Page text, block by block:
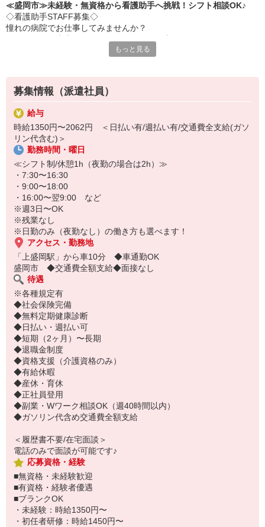
≪盛岡市≫未経験・無資格から看護助手へ挑戦！シフト相談OK♪
◇看護助手STAFF募集◇
憧れの病院でお仕事してみませんか？
・病室の清掃
・医療器具の消毒
・患者さんの生活介助
など
◇完全未経験でも安心◇
・充実した研修制度あり♪優しい先輩が丁寧に教えてくれます。
・サポート業務が中心なので、難しいことは特にありません！無資
格・未経験でもすぐに活躍できます♪
シフトの融通も利くのでプライベートを重視したい人にもおススメ
です！
ご応募お待ちしております♪
もっと見る
募集情報（派遣社員）
給与
時給1350円〜2062円 ＜日払い有/週払い有/交通費全支給(ガソ
リン代含む)＞
勤務時間・曜日
≪シフト制/休憩1h（夜勤の場合は2h）≫
・7:30〜16:30
・9:00〜18:00
・16:00〜翌9:00 など
※週3日〜OK
※残業なし
※日勤のみ（夜勤なし）の働き方も選べます！
アクセス・勤務地
「上盛岡駅」から車10分 ◆車通勤OK
盛岡市 ◆交通費全額支給◆面接なし
待遇
※各種規定有
◆社会保険完備
◆無料定期健康診断
◆日払い・週払い可
◆短期（2ヶ月）〜長期
◆退職金制度
◆資格支援（介護資格のみ）
◆有給休暇
◆産休・育休
◆正社員登用
◆副業・Wワーク相談OK（週40時間以内）
◆ガソリン代含め交通費全額支給
＜履歴書不要/在宅面談＞
電話のみで面談が可能です♪
応募資格・経験
■無資格・未経験歓迎
■有資格・経験者優遇
■ブランクOK
・未経験：時給1350円〜
・初任者研修：時給1450円〜